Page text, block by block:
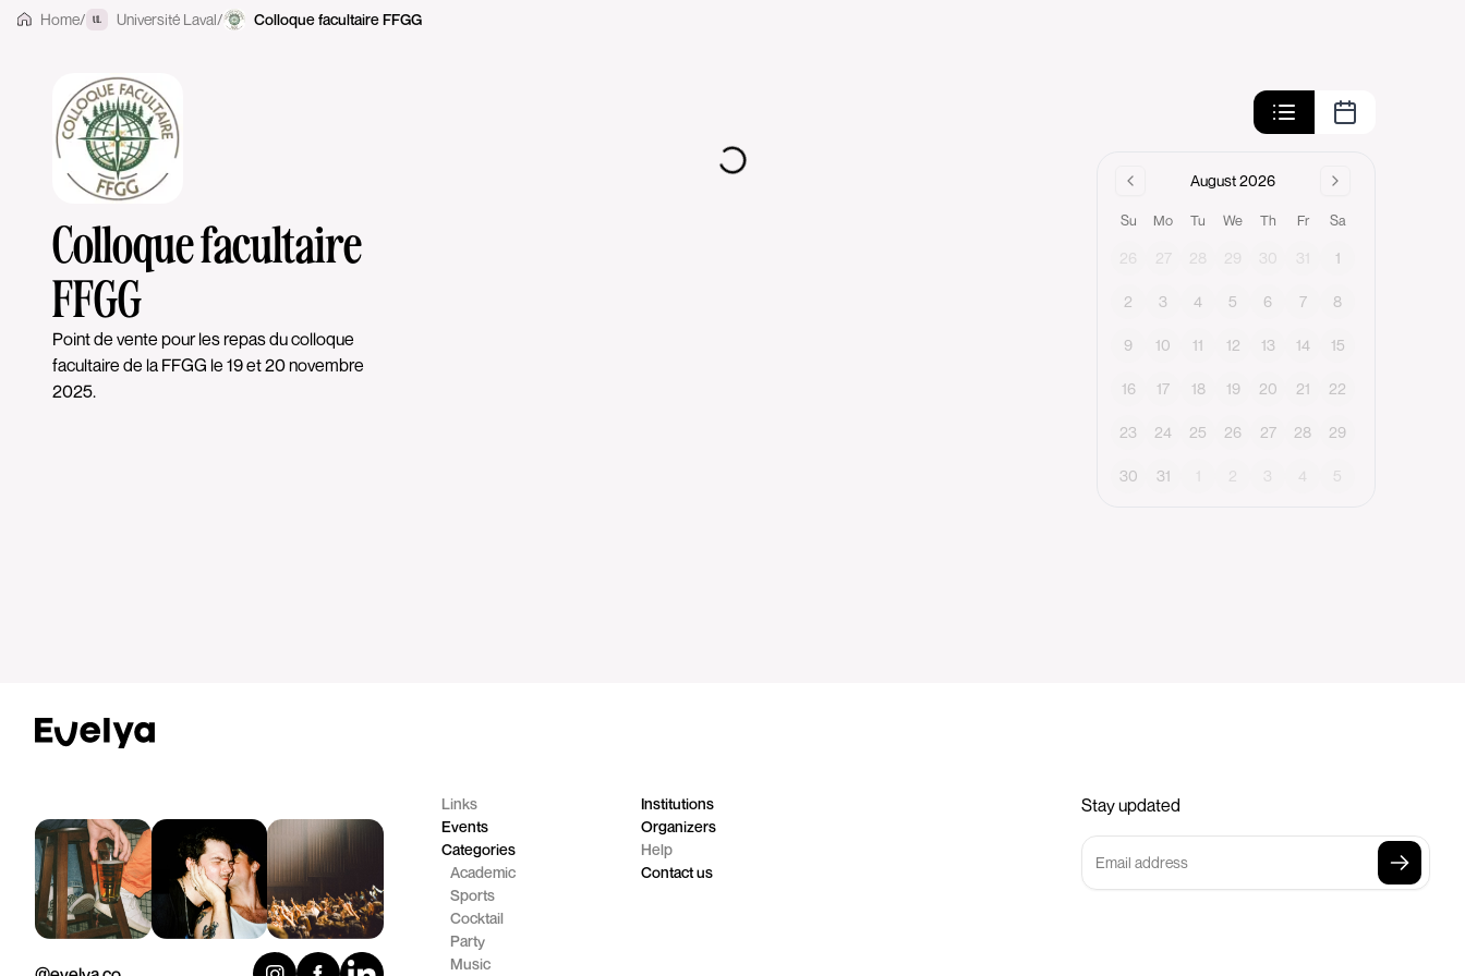
Home/ UL Université Laval/ Colloque facultaire FFGG
Colloque facultaire
FFGG
Point de vente pour les repas du colloque
facultaire de la FFGG le 19 et 20 novembre
2025.
August 2026
Su Mo Tu We Th Fr Sa
26 27 28 29 30 31 1
2 3 4 5 6 7 8
9 10 11 12 13 14 15
16 17 18 19 20 21 22
23 24 25 26 27 28 29
30 31 2 3 4 5
Links
Events
Categories
Academic
Sports
Cocktail
Party
Music
Institutions
Organizers
Help
Contact us
Stay updated